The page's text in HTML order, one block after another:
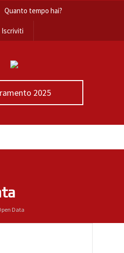
Quanto tempo hai?
Iscriviti
2025
Data